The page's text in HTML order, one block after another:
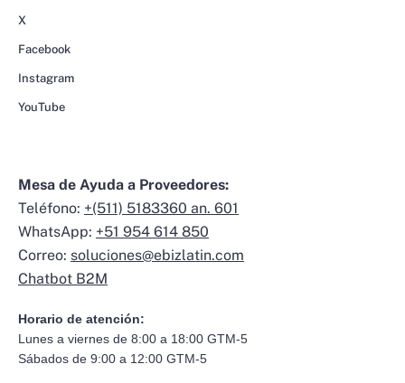
X
Facebook
Instagram
YouTube
Mesa de Ayuda a Proveedores:
Teléfono: +(511) 5183360 an. 601
WhatsApp: +51 954 614 850
Correo: soluciones@ebizlatin.com
Chatbot B2M
Horario de atención:
Lunes a viernes de 8:00 a 18:00 GTM-5
Sábados de 9:00 a 12:00 GTM-5